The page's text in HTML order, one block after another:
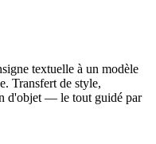
textuelle à un modèle
Transfert de style,
d'objet — le tout guidé par